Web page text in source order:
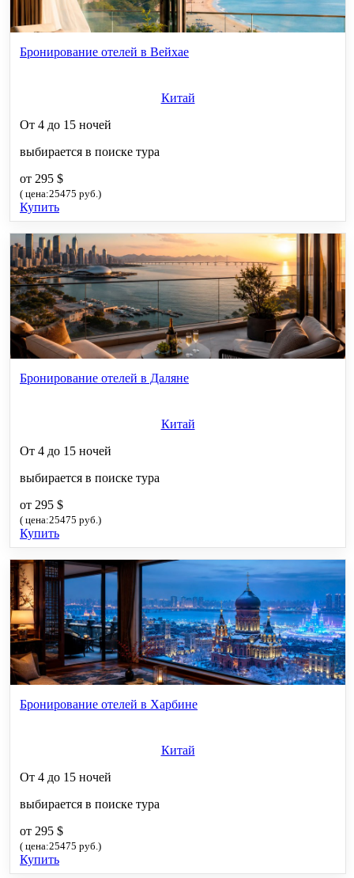
Бронирование отелей в Вейхае
Китай
От 4 до 15 ночей
выбирается в поиске тура
от 295 $
( цена:25475 руб.)
Купить
Бронирование отелей в Даляне
Китай
От 4 до 15 ночей
выбирается в поиске тура
от 295 $
( цена:25475 руб.)
Купить
Бронирование отелей в Харбине
Китай
От 4 до 15 ночей
выбирается в поиске тура
от 295 $
( цена:25475 руб.)
Купить